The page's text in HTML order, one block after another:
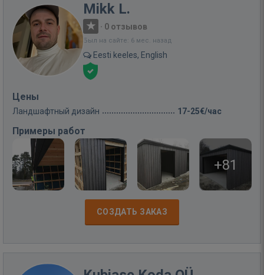
Mikk L.
· 0 отзывов
Был на сайте: 6 мес. назад
Eesti keeles, English
Цены
Ландшафтный дизайн 17-25€/час
Примеры работ
+81
СОЗДАТЬ ЗАКАЗ